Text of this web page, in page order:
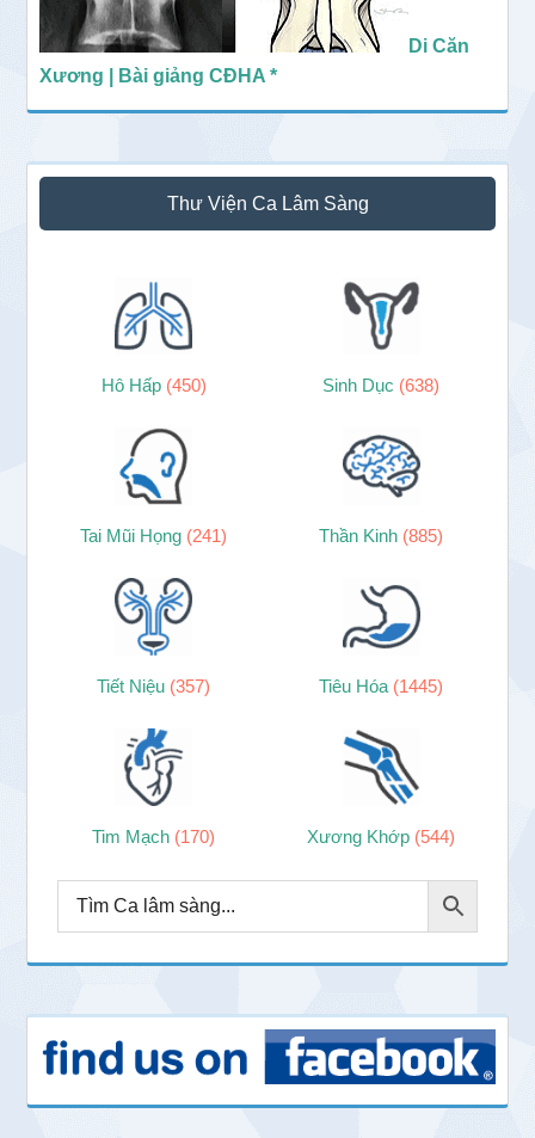
Di Căn
Xương | Bài giảng CĐHA *
Thư Viện Ca Lâm Sàng
Hô Hấp (450) Sinh Dục (638)
Tai Mũi Họng (241) Thần Kinh (885)
Tiết Niệu (357) Tiêu Hóa (1445)
Tim Mạch (170) Xương Khớp (544)